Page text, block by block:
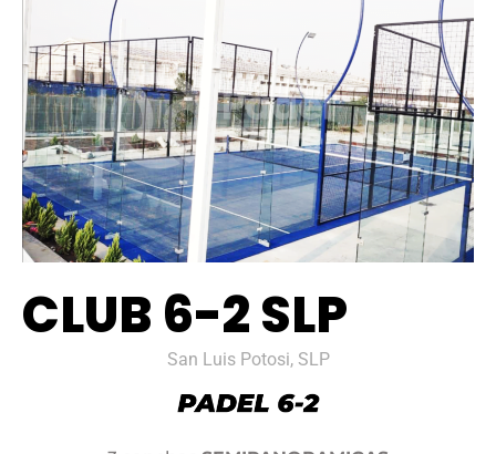
CLUB 6-2 SLP
San Luis Potosi, SLP